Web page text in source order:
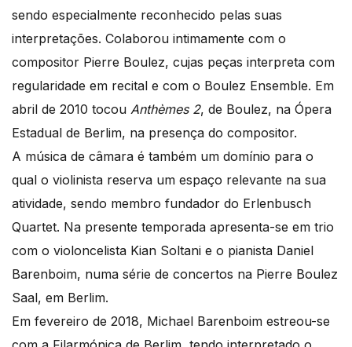
sendo especialmente reconhecido pelas suas
interpretações. Colaborou intimamente com o
compositor Pierre Boulez, cujas peças interpreta com
regularidade em recital e com o Boulez Ensemble. Em
abril de 2010 tocou Anthèmes 2, de Boulez, na Ópera
Estadual de Berlim, na presença do compositor.
A música de câmara é também um domínio para o
qual o violinista reserva um espaço relevante na sua
atividade, sendo membro fundador do Erlenbusch
Quartet. Na presente temporada apresenta-se em trio
com o violoncelista Kian Soltani e o pianista Daniel
Barenboim, numa série de concertos na Pierre Boulez
Saal, em Berlim.
Em fevereiro de 2018, Michael Barenboim estreou-se